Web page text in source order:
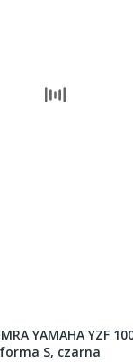
YAMAHA YZF
forma S, czarna